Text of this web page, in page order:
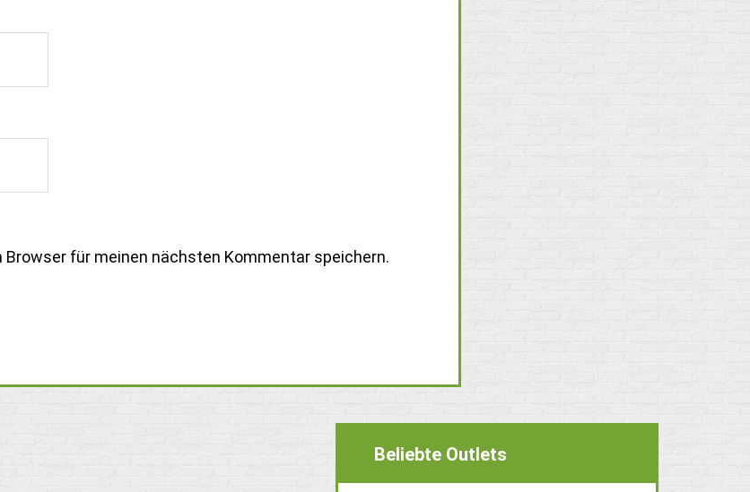
für meinen nächsten Kommentar speichern.
Beliebte Outlets